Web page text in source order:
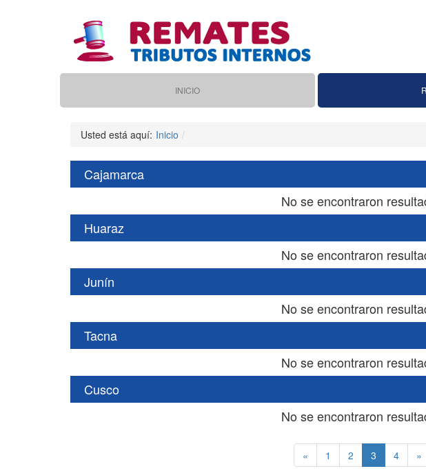
Main INICIO
Usted está aquí: Inicio
Cajamarca
No se encontraron
Huaraz
No se encontraron
Junín
No se encontraron
Tacna
No se encontraron
Cusco
No se encontraron
« 1 2 3 (current)
4 »